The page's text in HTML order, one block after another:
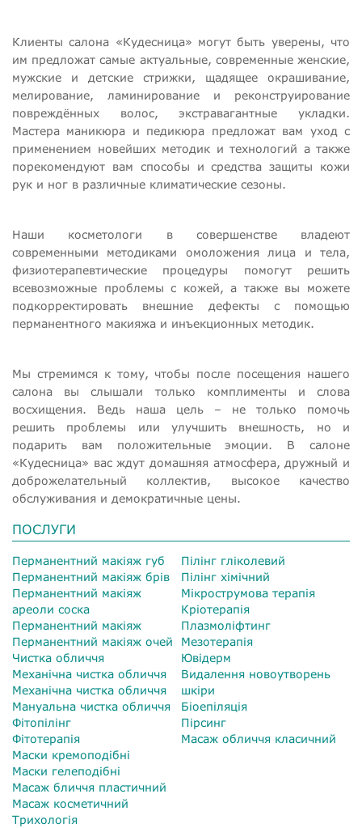
Клиенты салона «Кудесница» могут быть уверены, что
им предложат самые актуальные, современные женские,
мужские и детские стрижки, щадящее окрашивание,
мелирование, ламинирование и реконструирование
повреждённых волос, экстравагантные укладки.
Мастера маникюра и педикюра предложат вам уход с
применением новейших методик и технологий а также
порекомендуют вам способы и средства защиты кожи
рук и ног в различные климатические сезоны.
Наши косметологи в совершенстве владеют
современными методиками омоложения лица и тела,
физиотерапевтические процедуры помогут решить
всевозможные проблемы с кожей, а также вы можете
подкорректировать внешние дефекты с помощью
перманентного макияжа и инъекционных методик.
Мы стремимся к тому, чтобы после посещения нашего
салона вы слышали только комплименты и слова
восхищения. Ведь наша цель – не только помочь
решить проблемы или улучшить внешность, но и
подарить вам положительные эмоции. В салоне
«Кудесница» вас ждут домашняя атмосфера, дружный и
доброжелательный коллектив, высокое качество
обслуживания и демократичные цены.
ПОСЛУГИ
Перманентний макіяж губ
Перманентний макіяж брів
Перманентний макіяж
ареоли соска
Перманентний макіяж
Перманентний макіяж очей
Чистка обличчя
Механічна чистка обличчя
Механічна чистка обличчя
Мануальна чистка обличчя
Фітопілінг
Фітотерапія
Пілінг гліколевий
Пілінг хімічний
Мікрострумова терапія
Кріотерапія
Плазмоліфтинг
Мезотерапія
Ювідерм
Видалення новоутворень
шкіри
Біоепіляція
Пірсинг
Масаж обличчя класичний
Маски кремоподібні
Маски гелеподібні
Масаж бличчя пластичний
Масаж косметичний
Трихологія